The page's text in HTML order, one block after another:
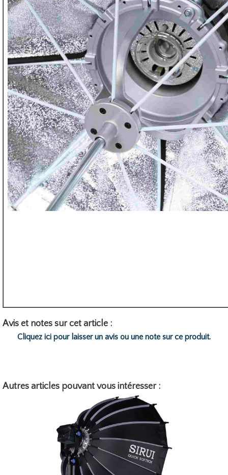
Avis et notes sur cet article :
Cliquez ici pour laisser un avis ou une note sur ce produit.
Autres articles pouvant vous intéresser :